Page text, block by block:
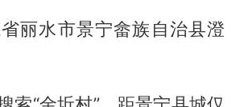
丽水市景宁畲族自治县澄